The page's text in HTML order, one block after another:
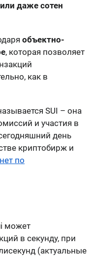
даже сотен
объектно-
, которая позволяет
как в
SUI – она
и участия в
день
криптобирж и
по
может
в секунду, при
(актуальные